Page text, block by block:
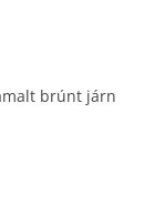
brúnt járn